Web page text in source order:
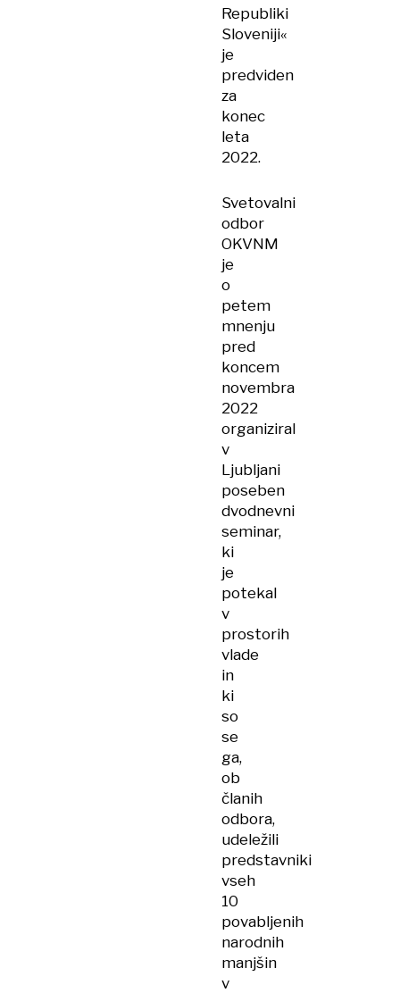
Republiki
Sloveniji«
je
predviden
za
konec
leta
2022.
Svetovalni
odbor
OKVNM
je
o
petem
mnenju
pred
koncem
novembra
2022
organiziral
v
Ljubljani
poseben
dvodnevni
seminar,
ki
je
potekal
v
prostorih
vlade
in
ki
so
se
ga,
ob
članih
odbora,
udeležili
predstavniki
vseh
10
povabljenih
narodnih
manjšin
v